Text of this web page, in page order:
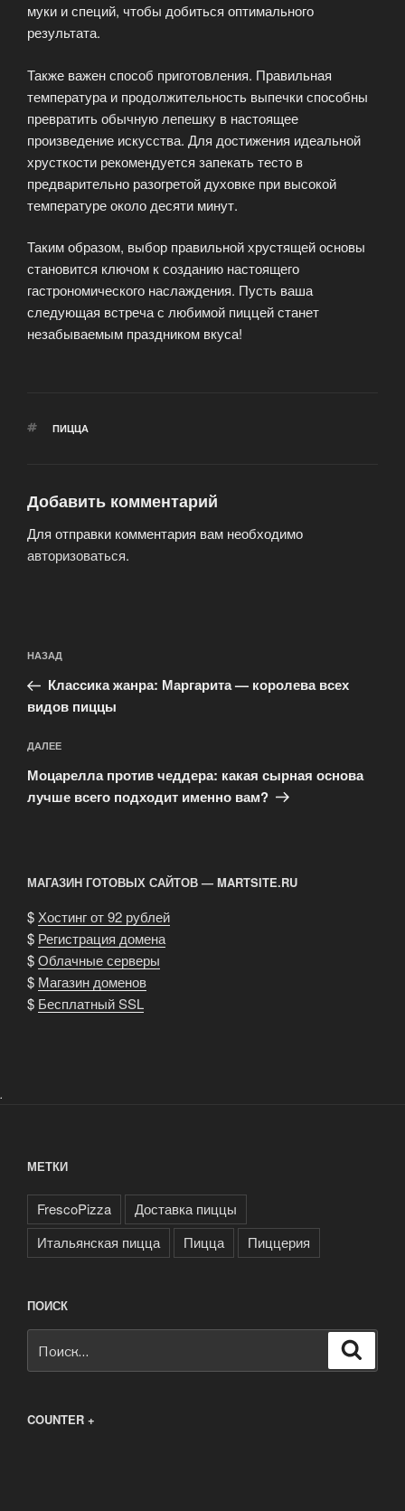
муки и специй, чтобы добиться оптимального
результата.
Также важен способ приготовления. Правильная
температура и продолжительность выпечки способны
превратить обычную лепешку в настоящее
произведение искусства. Для достижения идеальной
хрусткости рекомендуется запекать тесто в
предварительно разогретой духовке при высокой
температуре около десяти минут.
Таким образом, выбор правильной хрустящей основы
становится ключом к созданию настоящего
гастрономического наслаждения. Пусть ваша
следующая встреча с любимой пиццей станет
незабываемым праздником вкуса!
МЕТКИ
ПИЦЦА
Добавить комментарий
Для отправки комментария вам необходимо
авторизоваться.
по
записям
Предыдущая
запись:
НАЗАД
Классика жанра: Маргарита — королева всех
видов пиццы
Следующая
запись
ДАЛЕЕ
Моцарелла против чеддера: какая сырная основа
лучше всего подходит именно вам?
МАГАЗИН ГОТОВЫХ САЙТОВ — MARTSITE.RU
$Хостинг от 92 рублей
$ Регистрация домена
$Облачные серверы
$ Магазин доменов
$ Бесплатный SSL
.
МЕТКИ
FrescoPizza
Доставка пиццы
Итальянская пицца
Пицца Пиццерия
ПОИСК
COUNTER +